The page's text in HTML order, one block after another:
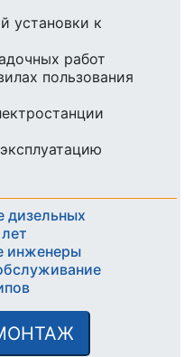
установки к
работ
пользования
дизельных
инженеры